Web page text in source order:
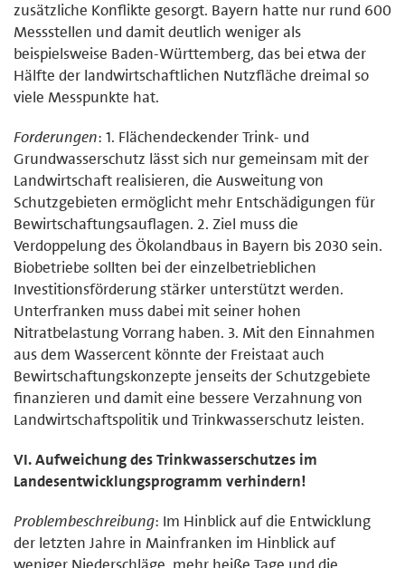
zusätzliche Konflikte gesorgt. Bayern hatte nur rund 600
Messstellen und damit deutlich weniger als
beispielsweise Baden-Württemberg, das bei etwa der
Hälfte der landwirtschaftlichen Nutzfläche dreimal so
viele Messpunkte hat.
Forderungen: 1. Flächendeckender Trink- und
Grundwasserschutz lässt sich nur gemeinsam mit der
Landwirtschaft realisieren, die Ausweitung von
Schutzgebieten ermöglicht mehr Entschädigungen für
Bewirtschaftungsauflagen. 2. Ziel muss die
Verdoppelung des Ökolandbaus in Bayern bis 2030 sein.
Biobetriebe sollten bei der einzelbetrieblichen
Investitionsförderung stärker unterstützt werden.
Unterfranken muss dabei mit seiner hohen
Nitratbelastung Vorrang haben. 3. Mit den Einnahmen
aus dem Wassercent könnte der Freistaat auch
Bewirtschaftungskonzepte jenseits der Schutzgebiete
finanzieren und damit eine bessere Verzahnung von
Landwirtschaftspolitik und Trinkwasserschutz leisten.
VI. Aufweichung des Trinkwasserschutzes im
Landesentwicklungsprogramm verhindern!
Problembeschreibung: Im Hinblick auf die Entwicklung
der letzten Jahre in Mainfranken im Hinblick auf
weniger Niederschläge, mehr heiße Tage und die